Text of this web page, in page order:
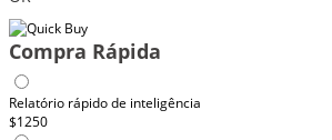
Compra Rápida
Relatório rápido de inteligência
$1250